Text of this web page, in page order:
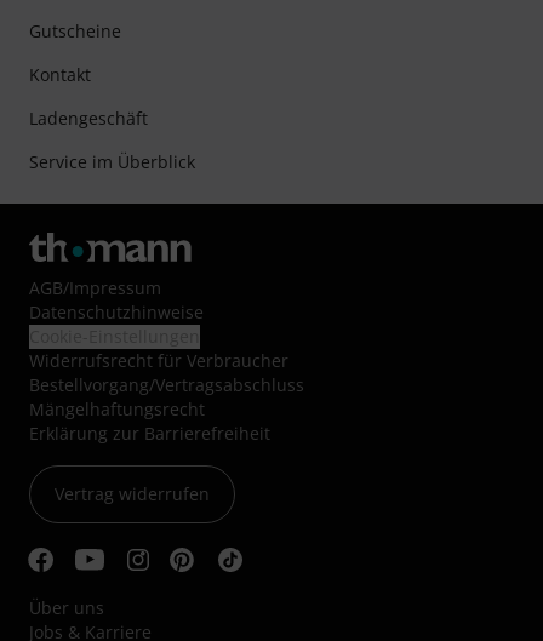
Gutscheine
Kontakt
Ladengeschäft
Service im Überblick
AGB/Impressum
Datenschutzhinweise
Widerrufsrecht für Verbraucher
Bestellvorgang/Vertragsabschluss
Mängelhaftungsrecht
Erklärung zur Barrierefreiheit
Vertrag widerrufen
Über uns
Jobs & Karriere